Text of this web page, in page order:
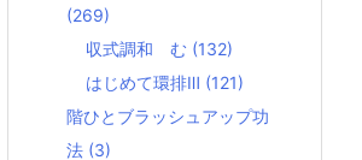
(269)
収式調和 む (132)
はじめて環排Ⅲ (121)
階ひとブラッシュアップ功
法 (3)